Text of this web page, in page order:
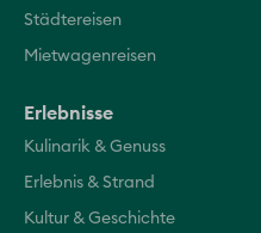
Städtereisen
Mietwagenreisen
Erlebnisse
Kulinarik & Genuss
Erlebnis & Strand
Kultur & Geschichte